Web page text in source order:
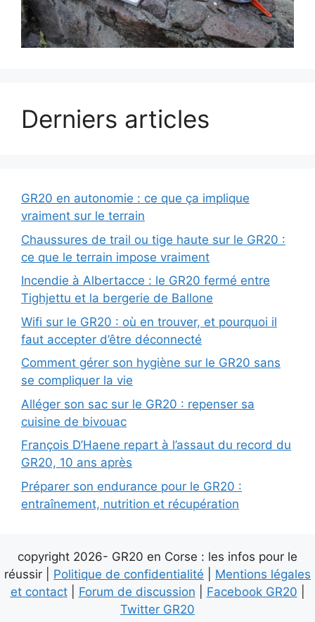
Derniers articles
GR20 en autonomie : ce que ça implique
vraiment sur le terrain
Chaussures de trail ou tige haute sur le GR20 :
ce que le terrain impose vraiment
Incendie à Albertacce : le GR20 fermé entre
Tighjettu et la bergerie de Ballone
Wifi sur le GR20 : où en trouver, et pourquoi il
faut accepter d’être déconnecté
Comment gérer son hygiène sur le GR20 sans
se compliquer la vie
Alléger son sac sur le GR20 : repenser sa
cuisine de bivouac
François D’Haene repart à l’assaut du record du
GR20, 10 ans après
Préparer son endurance pour le GR20 :
entraînement, nutrition et récupération
copyright 2026- GR20 en Corse : les infos pour le
réussir | Politique de confidentialité
Mentions légales
et contact| Forum de discussion Facebook GR20
Twitter GR20